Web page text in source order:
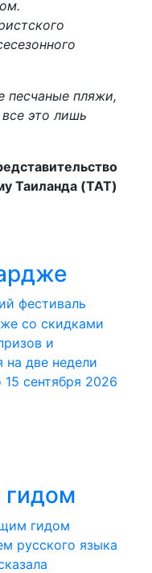
песчаные пляжи,
это лишь
Таиланда (TAT)
фестиваль
со скидками
и
две недели
сентября 2026
гидом
русского языка